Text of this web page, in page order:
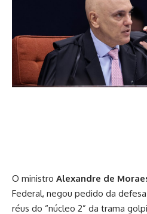
O ministro Alexandre de
Federal, negou pedido da
réus do “núcleo 2” da trama